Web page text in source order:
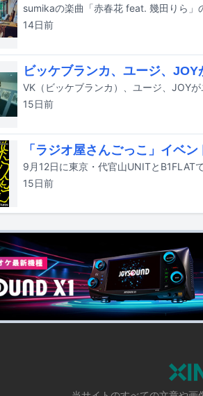
14日前
ビッケブランカ、ユージ、
15日前
「ラジオ屋さんごっこ」イベ
15日前